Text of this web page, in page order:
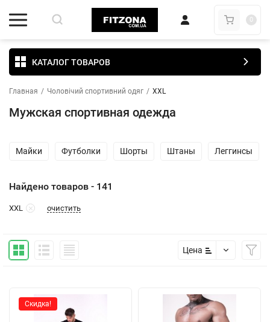
0
КАТАЛОГ ТОВАРОВ
Главная / Чоловічий спортивний одяг / XXL
Мужская спортивная одежда
Майки Футболки Шорты Штаны Леггинсы
Найдено товаров - 141
XXL очистить
Цена
Скидка!